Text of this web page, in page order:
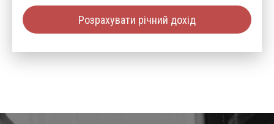
Розрахувати річний дохід